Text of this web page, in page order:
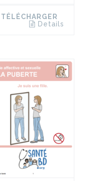
TÉLÉCHARGER
Details